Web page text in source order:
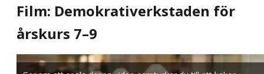
Film: Demokrativerkstaden för
årskurs 7–9